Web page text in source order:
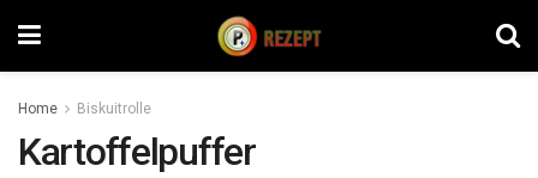
Home Biskuitrolle
Kartoffelpuffer